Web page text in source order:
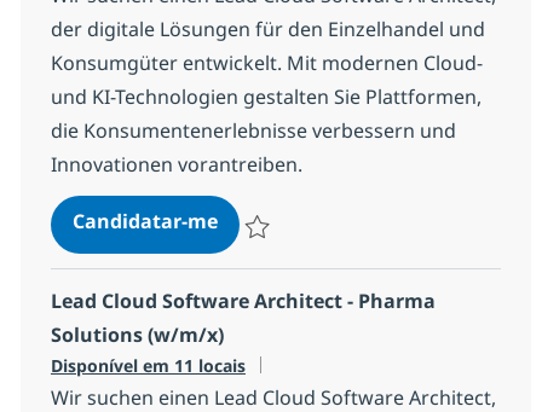
der digitale Lösungen für den Einzelhandel und
Konsumgüter entwickelt. Mit modernen Cloud-
und KI-Technologien gestalten Sie Plattformen,
die Konsumentenerlebnisse verbessern und
Innovationen vorantreiben.
Candidatar-meLead Cloud Software Architect -
Lead Cloud Software Architect - Pharma
Solutions (w/m/x)
Disponível em 11 locais
Wir suchen einen Lead Cloud Software Architect,